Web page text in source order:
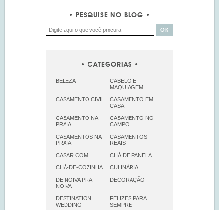
PESQUISE NO BLOG
CATEGORIAS
BELEZA
CABELO E
MAQUIAGEM
CASAMENTO CIVIL
CASAMENTO EM
CASA
CASAMENTO NA
PRAIA
CASAMENTO NO
CAMPO
CASAMENTOS NA
PRAIA
CASAMENTOS
REAIS
CASAR.COM CHÁ DE PANELA
CHÁ-DE-COZINHA CULINÁRIA
DE NOIVA PRA
NOIVA
DECORAÇÃO
DESTINATION
WEDDING
FELIZES PARA
SEMPRE